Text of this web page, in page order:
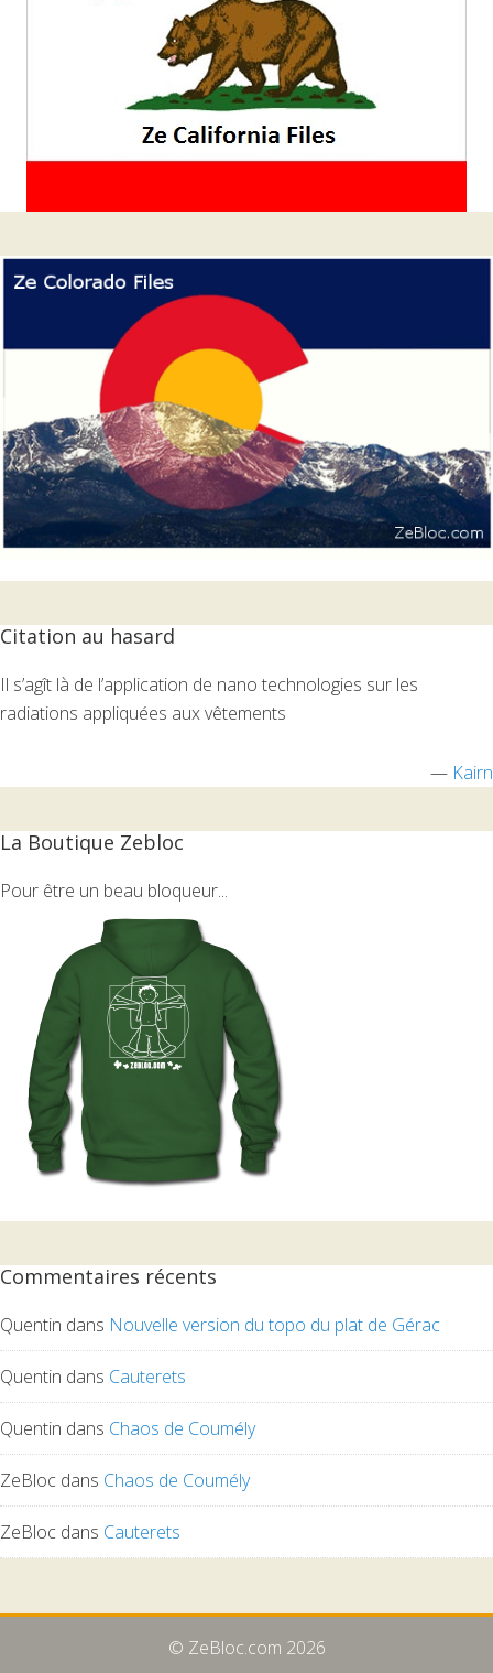
Citation au hasard
Il s’agît là de l’application de nano technologies sur les
radiations appliquées aux vêtements
— Kairn
La Boutique Zebloc
Pour être un beau bloqueur...
Commentaires récents
Quentin dans Nouvelle version du topo du plat de Gérac
Quentin dans Cauterets
Quentin dans Chaos de Coumély
ZeBloc dans Chaos de Coumély
ZeBloc dans Cauterets
© ZeBloc.com 2026